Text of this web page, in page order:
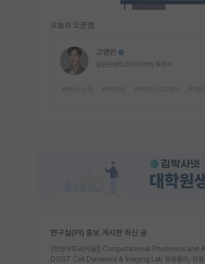
오늘의 오픈랩
고영민
성균관대학교(자연과학) 화학과
#에너지 소재 #이차전지 #이차전지 고도분석 #재료
연구실(PI) 홍보 게시판 최신 글
[한양대학교(서울)] Computational Photonics and
DGIST Cell Dynamics & Imaging Lab 응용물리, 광물